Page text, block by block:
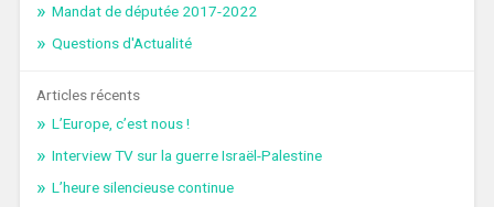
Mandat de députée 2017-2022
Questions d'Actualité
Articles récents
L’Europe, c’est nous !
Interview TV sur la guerre Israël-Palestine
L’heure silencieuse continue